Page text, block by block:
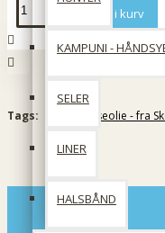
KAMPUNI -
SELER
LINER
HALSBÅND
Læg i kurv
Tags: Oil'it Lakseolie - fra